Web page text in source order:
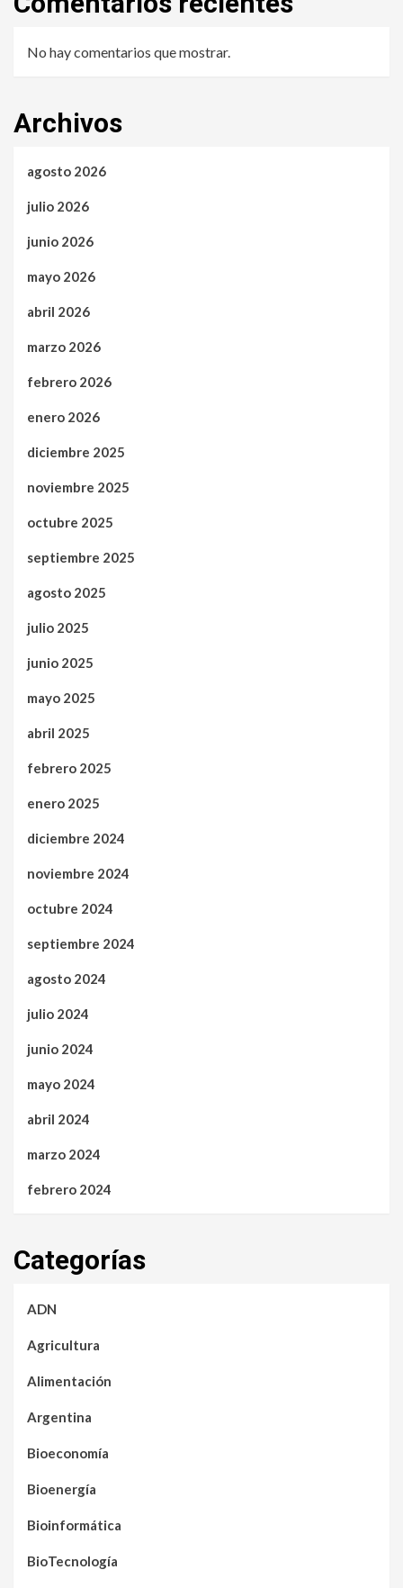
No hay comentarios que mostrar.
Archivos
agosto 2026
julio 2026
junio 2026
mayo 2026
abril 2026
marzo 2026
febrero 2026
enero 2026
diciembre 2025
noviembre 2025
octubre 2025
septiembre 2025
agosto 2025
julio 2025
junio 2025
mayo 2025
abril 2025
febrero 2025
enero 2025
diciembre 2024
noviembre 2024
octubre 2024
septiembre 2024
agosto 2024
julio 2024
junio 2024
mayo 2024
abril 2024
marzo 2024
febrero 2024
Categorías
ADN
Agricultura
Alimentación
Argentina
Bioeconomía
Bioenergía
Bioinformática
BioTecnología